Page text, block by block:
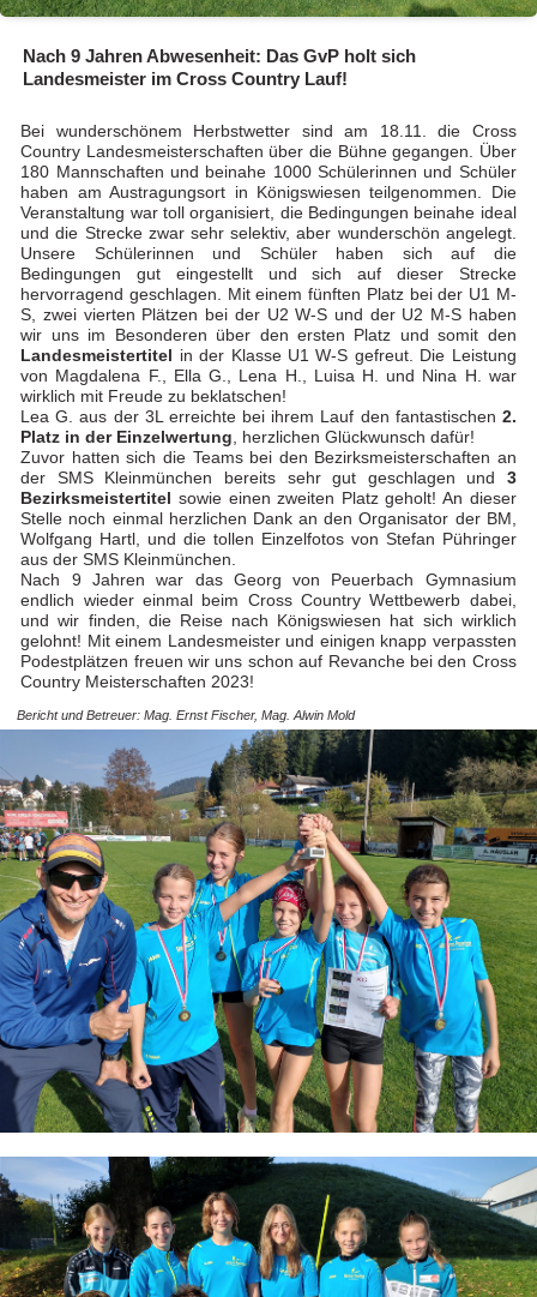
Nach 9 Jahren Abwesenheit: Das GvP holt sich
Landesmeister im Cross Country Lauf!
Bei wunderschönem Herbstwetter sind am 18.11. die Cross
Country Landesmeisterschaften über die Bühne gegangen. Über
180 Mannschaften und beinahe 1000 Schülerinnen und Schüler
haben am Austragungsort in Königswiesen teilgenommen. Die
Veranstaltung war toll organisiert, die Bedingungen beinahe ideal
und die Strecke zwar sehr selektiv, aber wunderschön angelegt.
Unsere Schülerinnen und Schüler haben sich auf die
Bedingungen gut eingestellt und sich auf dieser Strecke
hervorragend geschlagen. Mit einem fünften Platz bei der U1 M-
S, zwei vierten Plätzen bei der U2 W-S und der U2 M-S haben
wir uns im Besonderen über den ersten Platz und somit den
Landesmeistertitel
in der Klasse U1 W-S gefreut. Die Leistung
von Magdalena F., Ella G., Lena H., Luisa H. und Nina H. war
wirklich mit Freude zu beklatschen!
Lea G. aus der 3L erreichte bei ihrem Lauf den fantastischen 2.
Platz in der Einzelwertung, herzlichen Glückwunsch dafür!
Zuvor hatten sich die Teams bei den Bezirksmeisterschaften an
der SMS Kleinmünchen bereits sehr gut geschlagen und 3
Bezirksmeistertitel
sowie einen zweiten Platz geholt! An dieser
Stelle noch einmal herzlichen Dank an den Organisator der BM,
Wolfgang Hartl, und die tollen Einzelfotos von Stefan Pühringer
aus der SMS Kleinmünchen.
Nach 9 Jahren war das Georg von Peuerbach Gymnasium
endlich wieder einmal beim Cross Country Wettbewerb dabei,
und wir finden, die Reise nach Königswiesen hat sich wirklich
gelohnt! Mit einem Landesmeister und einigen knapp verpassten
Podestplätzen freuen wir uns schon auf Revanche bei den Cross
Country Meisterschaften 2023!
Bericht und Betreuer: Mag. Ernst Fischer, Mag. Alwin Mold